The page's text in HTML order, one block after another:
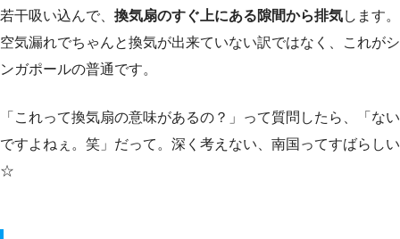
若干吸い込んで、 換気扇のすぐ上にある隙間から排気します。
空気漏れでちゃんと換気が出来ていない訳ではなく、これがシ
ンガポールの普通です。
「これって換気扇の意味があるの？」って質問したら、「ない
ですよねぇ。笑」だって。深く考えない、南国ってすばらしい
☆